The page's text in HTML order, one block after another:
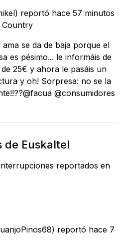
reportó hace 57 minutos
Country
se da de baja porque el
es pésimo... le informáis de
25€ y ahora le pasáis un
y oh! Sorpresa: no se la
@consumidores
de Euskaltel
reportados en
reportó hace 7